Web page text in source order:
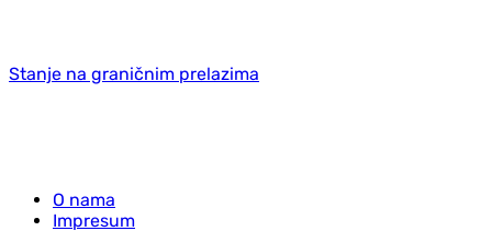
Stanje na graničnim prelazima
O nama
Impresum